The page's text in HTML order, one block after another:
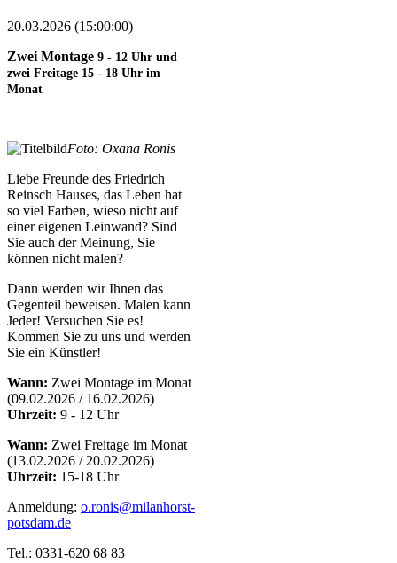
20.03.2026 (15:00:00)
Zwei Montage 9 - 12 Uhr und
zwei Freitage 15 - 18 Uhr im
Monat
Foto: Oxana Ronis
Liebe Freunde des Friedrich
Reinsch Hauses, das Leben hat
so viel Farben, wieso nicht auf
einer eigenen Leinwand? Sind
Sie auch der Meinung, Sie
können nicht malen?
Dann werden wir Ihnen das
Gegenteil beweisen. Malen kann
Jeder! Versuchen Sie es!
Kommen Sie zu uns und werden
Sie ein Künstler!
Wann: Zwei Montage im Monat
(09.02.2026 / 16.02.2026)
Uhrzeit: 9 - 12 Uhr
Wann: Zwei Freitage im Monat
(13.02.2026 / 20.02.2026)
Uhrzeit: 15-18 Uhr
Anmeldung: o.ronis@milanhorst-
potsdam.de
Tel.: 0331-620 68 83